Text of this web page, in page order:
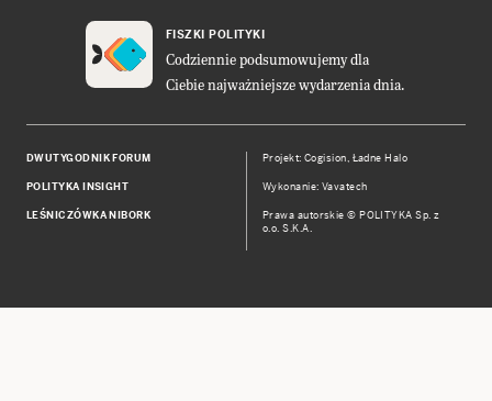
FISZKI POLITYKI
Codziennie podsumowujemy dla
Ciebie najważniejsze wydarzenia dnia.
DWUTYGODNIK FORUM
POLITYKA INSIGHT
LEŚNICZÓWKA NIBORK
Projekt:Cogision, Ładne Halo
Wykonanie: Vavatech
Prawa autorskie © POLITYKA Sp. z
o.o. S.K.A.